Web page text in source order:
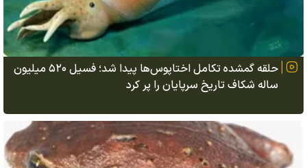
حلقه گمشده تکامل اختاپوس‌ها پیدا شد؛ فسیل ۵۲۰ میلیون
ساله شکاف تاریخ سرپایان را پر کرد